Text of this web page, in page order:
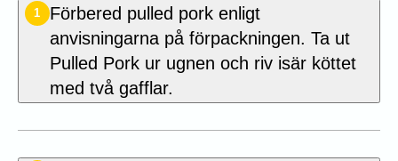
1
Förbered pulled pork enligt
anvisningarna på förpackningen. Ta ut
Pulled Pork ur ugnen och riv isär köttet
med två gafflar.